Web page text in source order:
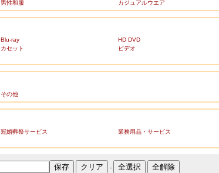
男性和服 カジュアルウエア
Blu-ray HD DVD
カセット ビデオ
その他
冠婚葬祭サービス 業務用品・サービス
-